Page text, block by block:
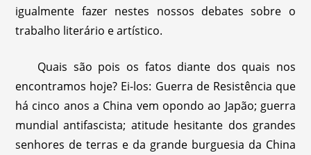
igualmente fazer nestes nossos debates sobre o
trabalho literário e artístico.
Quais são pois os fatos diante dos quais nos
encontramos hoje? Ei-los: Guerra de Resistência que
há cinco anos a China vem opondo ao Japão; guerra
mundial antifascista; atitude hesitante dos grandes
senhores de terras e da grande burguesia da China